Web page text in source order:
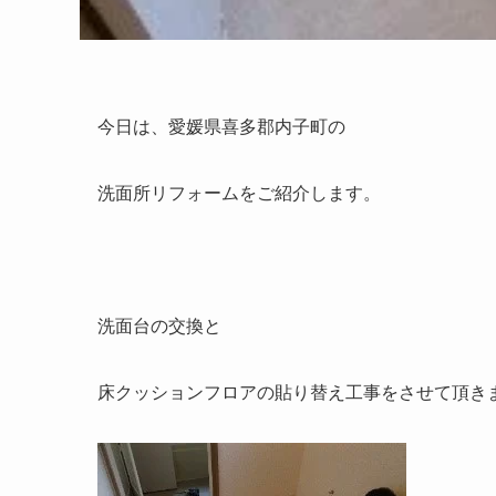
今日は、愛媛県喜多郡内子町の
洗面所リフォームをご紹介します。
洗面台の交換と
床クッションフロアの貼り替え工事をさせて頂き